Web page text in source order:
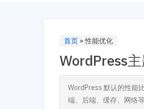
首页 »性能优化
WordPress
WordPress 默认的性能
端、后端、缓存、网络